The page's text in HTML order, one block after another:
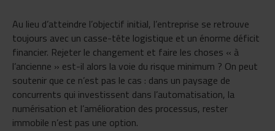
Au lieu d’atteindre l’objectif initial, l’entreprise se retrouve
toujours avec un casse-tête logistique et un énorme déficit
financier. Rejeter le changement et faire les choses « à
l’ancienne » est-il alors la voie du risque minimum ? On peut
soutenir que ce n’est pas le cas : dans un paysage de
concurrents qui investissent dans l’automatisation, la
numérisation et l’amélioration des processus, rester
immobile n’est pas une option.